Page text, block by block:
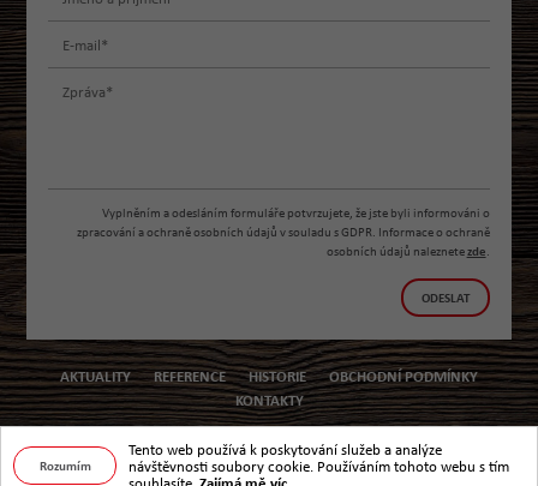
Vyplněním a odesláním formuláře potvrzujete, že jste byli informováni o
zpracování a ochraně osobních údajů v souladu s GDPR. Informace o ochraně
osobních údajů naleznetezde.
ODESLAT
AKTUALITY REFERENCE HISTORIE
OBCHODNÍ PODMÍNKY
KONTAKTY
© ARSYLINE 2026
Rozumím
Tento web používá k poskytování služeb a analýze
návštěvnosti soubory cookie. Používáním tohoto webu s tím